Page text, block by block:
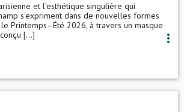
et l'esthétique singulière qui
s'expriment dans de nouvelles formes
Printemps–Été 2026, à travers un masque
[...]
more_vert